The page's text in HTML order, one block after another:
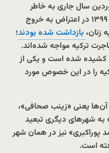
سال جاری به خاطر
۱۳۹۹ در اعتراض به خروج
زنان، بازداشت شده بودند؛
ترکیه مواجه شده‌اند.
کشیده شده است و یکی از
را در این خصوص مورد
یعنی «زینب صحافی»،
به شهرهای دیگری تبعید
پوراکبری» نیز در همان شهر
است.